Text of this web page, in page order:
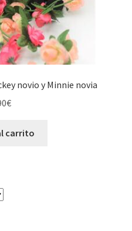
novio y Minnie novia
€
carrito